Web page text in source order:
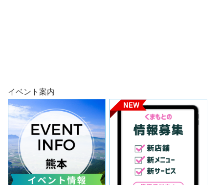
イベント案内